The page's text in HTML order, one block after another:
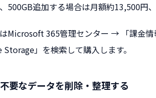
500GB追加する場合は月額約13,500円
Microsoft 365管理センター → 「課金
Storage」を検索して購入します。
要なデータを削除・整理する